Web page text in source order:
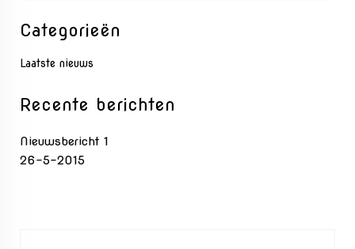
Categorieën
Laatste nieuws
Recente berichten
Nieuwsbericht 1
26-5-2015